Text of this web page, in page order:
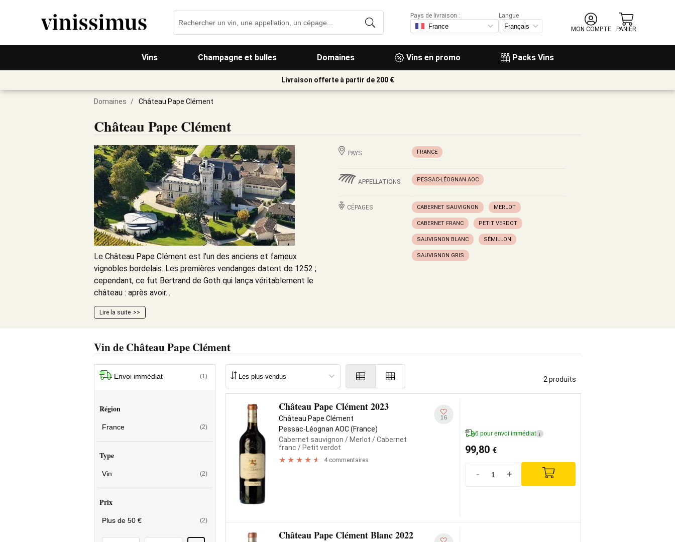
Vins Champagne et bulles Domaines Vins en promo Packs Vins
Pays de livraison :
Langue
MON COMPTE
PANIER
Livraison offerte à partir de 200 €
Domaines / Château Pape Clément
Château Pape Clément
Le Château Pape Clément est l'un des anciens et fameux
vignobles bordelais. Les premières vendanges datent de 1252 ;
cependant, ce fut Bertrand de Goth qui lança véritablement le
château : après avoir...
Lire la suite
PAYS FRANCE
APPELLATIONS PESSAC-LÉOGNAN AOC
CÉPAGES CABERNET SAUVIGNON MERLOT
CABERNET FRANC PETIT VERDOT
SAUVIGNON BLANC SÉMILLON
SAUVIGNON GRIS
Vin de Château Pape Clément
Envoi immédiat (1)
Région
France (2)
Type
Vin (2)
Prix
Plus de 50 € (2)
2 produits
Château Pape Clément 2023
Château Pape Clément
Pessac-Léognan AOC (France)
Cabernet sauvignon / Merlot / Cabernet
franc / Petit verdot
4 commentaires
16
6 pour envoi immédiat i
99,80 €
- +
Château Pape Clément Blanc 2022